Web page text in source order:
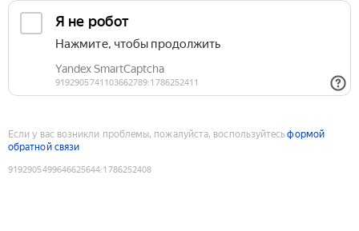
Если у вас возникли проблемы, пожалуйста, воспользуйтесьформой
обратной связи
9192905499646625644:1786252408